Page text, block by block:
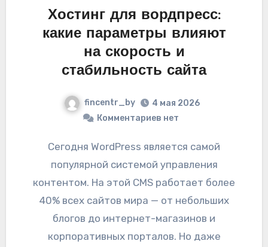
Хостинг для вордпресс:
какие параметры влияют
на скорость и
стабильность сайта
fincentr_by
4 мая 2026
Комментариев нет
Сегодня WordPress является самой
популярной системой управления
контентом. На этой CMS работает более
40% всех сайтов мира — от небольших
блогов до интернет-магазинов и
корпоративных порталов. Но даже